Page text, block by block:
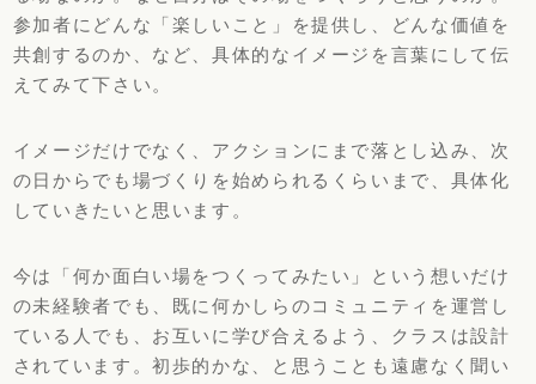
参加者にどんな「楽しいこと」を提供し、どんな価値を
共創するのか、など、具体的なイメージを言葉にして伝
えてみて下さい。
イメージだけでなく、アクションにまで落とし込み、次
の日からでも場づくりを始められるくらいまで、具体化
していきたいと思います。
今は「何か面白い場をつくってみたい」という想いだけ
の未経験者でも、既に何かしらのコミュニティを運営し
ている人でも、お互いに学び合えるよう、クラスは設計
されています。初歩的かな、と思うことも遠慮なく聞い